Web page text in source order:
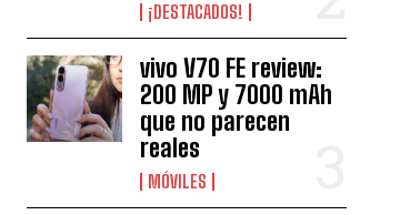
¡DESTACADOS!
vivo V70 FE review:
200 MP y 7000 mAh
que no parecen
reales
MÓVILES